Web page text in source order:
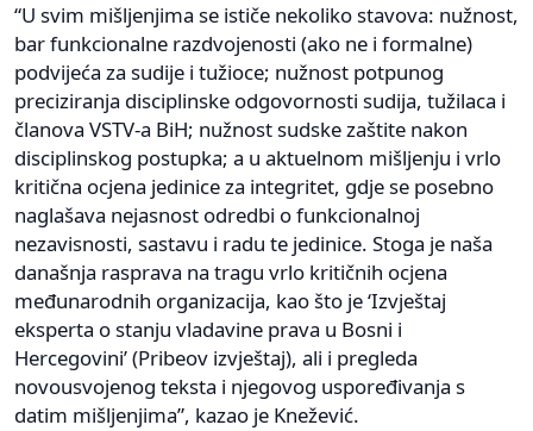
“U svim mišljenjima se ističe nekoliko stavova: nužnost,
bar funkcionalne razdvojenosti (ako ne i formalne)
podvijeća za sudije i tužioce; nužnost potpunog
preciziranja disciplinske odgovornosti sudija, tužilaca i
članova VSTV-a BiH; nužnost sudske zaštite nakon
disciplinskog postupka; a u aktuelnom mišljenju i vrlo
kritična ocjena jedinice za integritet, gdje se posebno
naglašava nejasnost odredbi o funkcionalnoj
nezavisnosti, sastavu i radu te jedinice. Stoga je naša
današnja rasprava na tragu vrlo kritičnih ocjena
međunarodnih organizacija, kao što je ‘Izvještaj
eksperta o stanju vladavine prava u Bosni i
Hercegovini’ (Pribeov izvještaj), ali i pregleda
novousvojenog teksta i njegovog uspoređivanja s
datim mišljenjima”, kazao je Knežević.